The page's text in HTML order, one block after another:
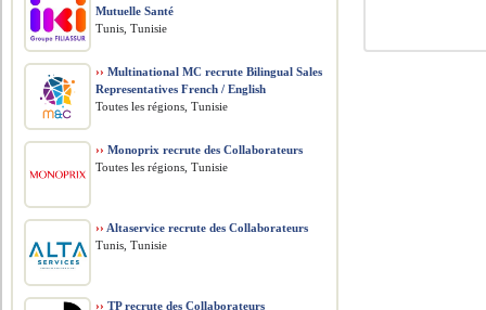
Mutuelle Santé
Tunis, Tunisie
›› Multinational MC recrute Bilingual Sales
Representatives French / English
Toutes les régions, Tunisie
›› Monoprix recrute des Collaborateurs
Toutes les régions, Tunisie
›› Altaservice recrute des Collaborateurs
Tunis, Tunisie
›› TP recrute des Collaborateurs